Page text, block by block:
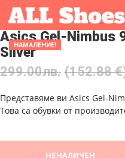
НАМАЛЕНИЕ!
Asics Gel-Nimbus
Silver
299.00лв. (152.88
Представяме ви Asics Gel-
Това са обувки от
НЕНАЛИЧЕН